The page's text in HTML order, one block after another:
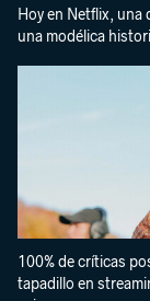
Hoy en Netflix, una
una modélica
100% de críticas
tapadillo en